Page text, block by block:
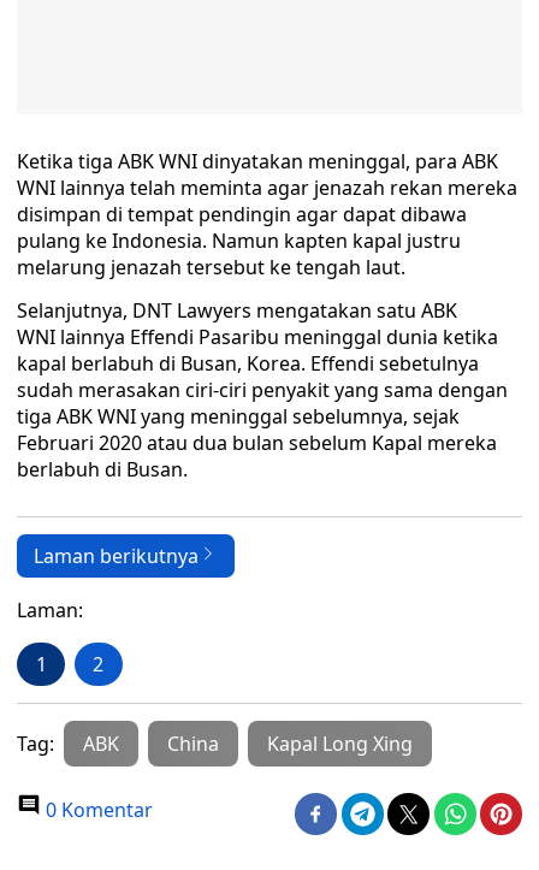
Ketika tiga ABK WNI dinyatakan meninggal, para ABK
WNI lainnya telah meminta agar jenazah rekan mereka
disimpan di tempat pendingin agar dapat dibawa
pulang ke Indonesia. Namun kapten kapal justru
melarung jenazah tersebut ke tengah laut.
Selanjutnya, DNT Lawyers mengatakan satu ABK
WNI lainnya Effendi Pasaribu meninggal dunia ketika
kapal berlabuh di Busan, Korea. Effendi sebetulnya
sudah merasakan ciri-ciri penyakit yang sama dengan
tiga ABK WNI yang meninggal sebelumnya, sejak
Februari 2020 atau dua bulan sebelum Kapal mereka
berlabuh di Busan.
Laman berikutnya
Laman:
1 2
Tag: ABK China Kapal Long Xing
0 Komentar